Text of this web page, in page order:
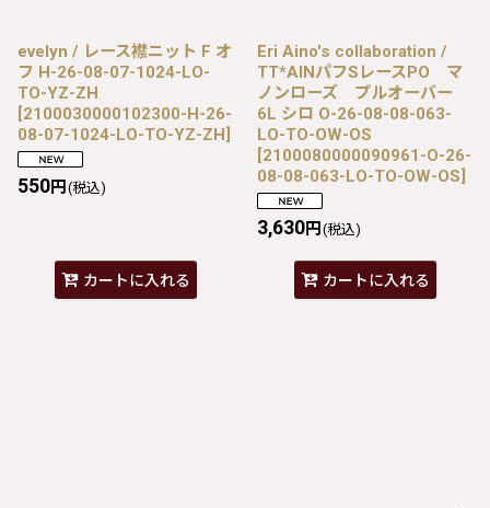
evelyn / レース襟ニット F オ
フ H-26-08-07-1024-LO-
TO-YZ-ZH
[2100030000102300-H-26-
08-07-1024-LO-TO-YZ-ZH]
550円 (税込)
カートに入れる
Eri Aino's collaboration /
TT*AINパフSレースPO マ
ノンローズ プルオーバー
6L シロ O-26-08-08-063-
LO-TO-OW-OS
[2100080000090961-O-26-
08-08-063-LO-TO-OW-OS]
3,630円 (税込)
カートに入れる